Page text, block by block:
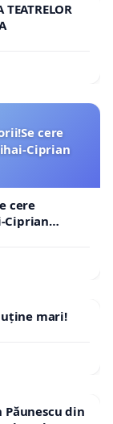
TEATRELOR
cere
Ciprian
cere
Ciprian
mari!
din